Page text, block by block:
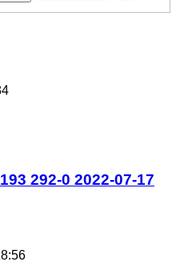
292-0 2022-07-17